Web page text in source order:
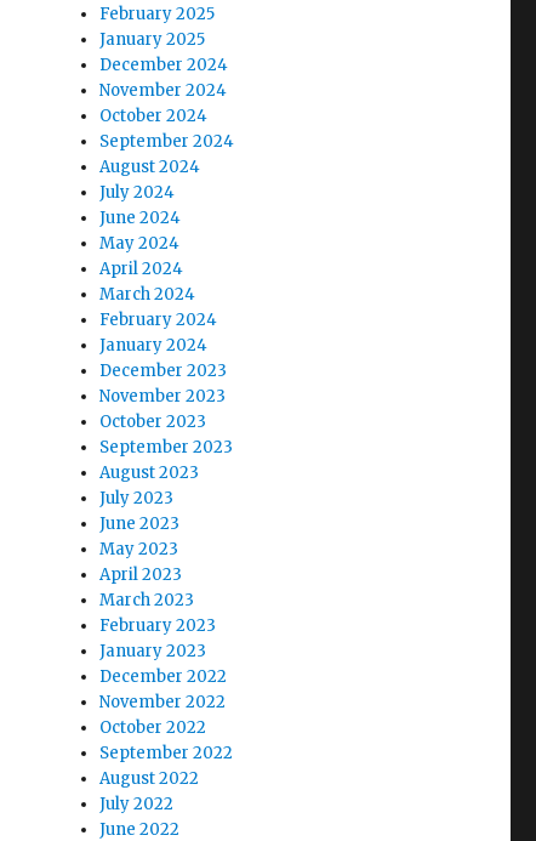
February 2025
January 2025
December 2024
November 2024
October 2024
September 2024
August 2024
July 2024
June 2024
May 2024
April 2024
March 2024
February 2024
January 2024
December 2023
November 2023
October 2023
September 2023
August 2023
July 2023
June 2023
May 2023
April 2023
March 2023
February 2023
January 2023
December 2022
November 2022
October 2022
September 2022
August 2022
July 2022
June 2022